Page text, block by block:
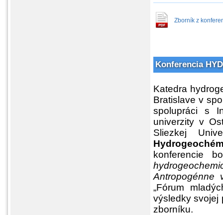
Zborník z
Konferencia
Katedra
Bratislave v
spolupráci s
univerzity v
Sliezkej
konferencie
Antropogénne
„Fórum
výsledky svojej
zborníku.